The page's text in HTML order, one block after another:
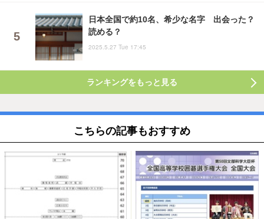
日本全国で約10名、希少な名字 出会った？
読める？
2025.5.27 Tue 17:45
ランキングをもっと見る
こちらの記事もおすすめ